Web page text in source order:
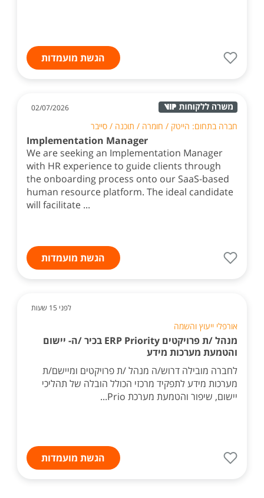
הגשת מועמדות
02/07/2026
חברה בתחום: הייטק / חומרה / תוכנה / סייבר
Implementation Manager
We are seeking an Implementation Manager
with HR experience to guide clients through
the onboarding process onto our SaaS-based
human resource platform. The ideal candidate
will facilitate ...
הגשת מועמדות
לפני 15 שעות
אורפלי ייעוץ והשמה
מנהל /ת פרויקטים ERP Priority בכיר /ה- יישום
והטמעת מערכות מידע
לחברה מובילה דרוש/ה מנהל /ת פרויקטים ומיישם/ת
מערכות מידע לתפקיד מרכזי הכולל הובלה של תהליכי
יישום, שיפור והטמעת מערכת Prio...
הגשת מועמדות